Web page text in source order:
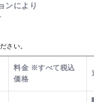
ンにより
さい。
料金 ※すべて税込
価格